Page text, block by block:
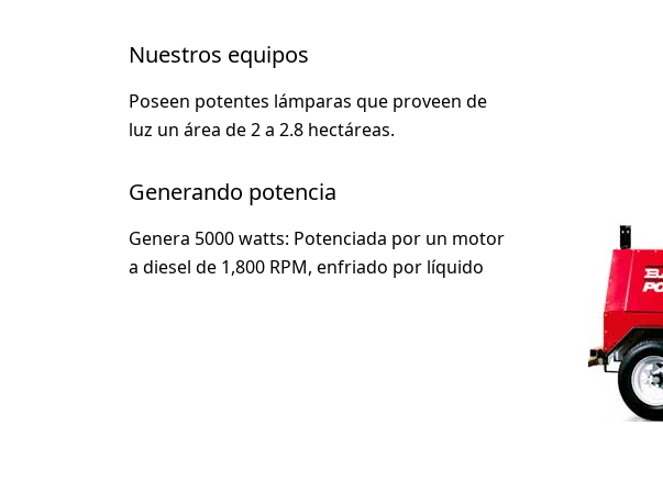
Nuestros equipos
Poseen potentes lámparas que proveen de
luz un área de 2 a 2.8 hectáreas.
Generando potencia
Genera 5000 watts: Potenciada por un motor
a diesel de 1,800 RPM, enfriado por líquido